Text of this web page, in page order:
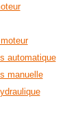
automatique
manuelle